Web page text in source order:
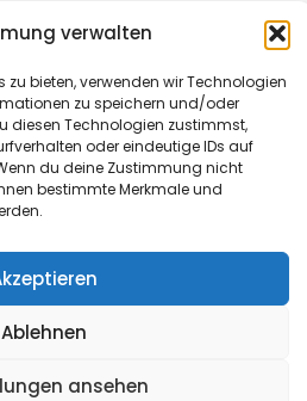
verwalten
zu bieten, verwenden wir Technologien
zu speichern und/oder
diesen Technologien zustimmst,
oder eindeutige IDs auf
du deine Zustimmung nicht
bestimmte Merkmale und
Ablehnen
ansehen
Made with ♥ by HLT GmbH & Co. KG